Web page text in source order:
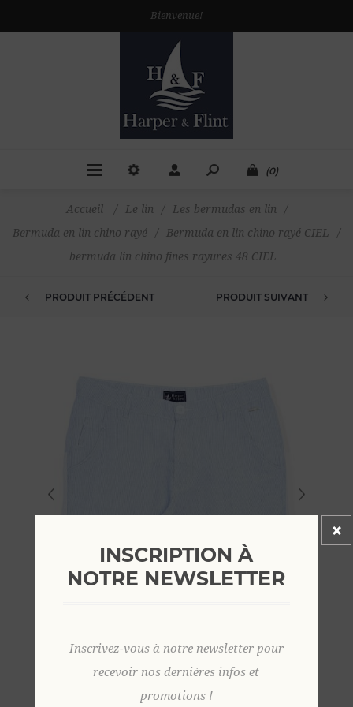
Bienvenue!
(0)
Accueil / Le lin / Les bermudas en lin
/
Bermuda en lin chino rayé
/ Bermuda en lin chino rayé CIEL
/
bermuda lin chino fines rayures 48 CIEL
PRODUIT PRÉCÉDENT PRODUIT SUIVANT
INSCRIPTION À
NOTRE NEWSLETTER
Inscrivez-vous à notre newsletter pour
recevoir nos dernières infos et
promotions !